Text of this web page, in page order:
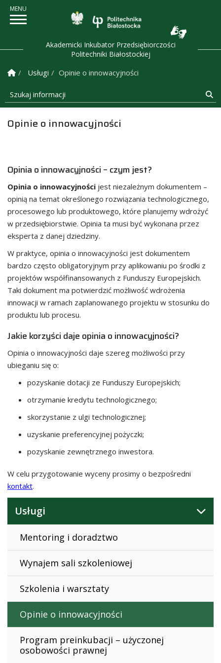
Politechnika
Akademicki Inkubator Przedsiębiorczości
Politechniki Białostockiej
Strona Główna
Usługi
Opinie o innowacyjności
Szukaj informacji
Opinie o innowacyjności
Opinia o innowacyjności – czym jest?
Opinia o innowacyjności jest niezależnym dokumentem –
opinią na temat określonego rozwiązania technologicznego,
procesowego lub produktowego, które planujemy wdrożyć
w przedsiębiorstwie. Opinia ta musi być wykonana przez
eksperta z danej dziedziny.
W praktyce, opinia o innowacyjności jest dokumentem
bardzo często obligatoryjnym przy aplikowaniu po środki z
projektów współfinansowanych z Funduszy Europejskich.
Taki dokument ma potwierdzić możliwość wdrożenia
innowacji w ramach zaplanowanego projektu w stosunku do
produktu lub procesu.
Jakie korzyści daje opinia o innowacyjności?
Opinia o innowacyjności daje szereg możliwości przy
ubieganiu się o:
pozyskanie dotacji ze Funduszy Europejskich;
otrzymanie kredytu technologicznego;
skorzystanie z ulgi technologicznej;
uzyskanie preferencyjnej pożyczki;
pozyskanie zewnętrznego inwestora.
W celu przygotowanie wyceny prosimy o bezpośredni
kontakt.
Usługi
Mentoring i doradztwo
Wynajem sali szkoleniowej
Szkolenia i warsztaty
Opinie o innowacyjności
Program preinkubacji – użyczonej
osobowości prawnej